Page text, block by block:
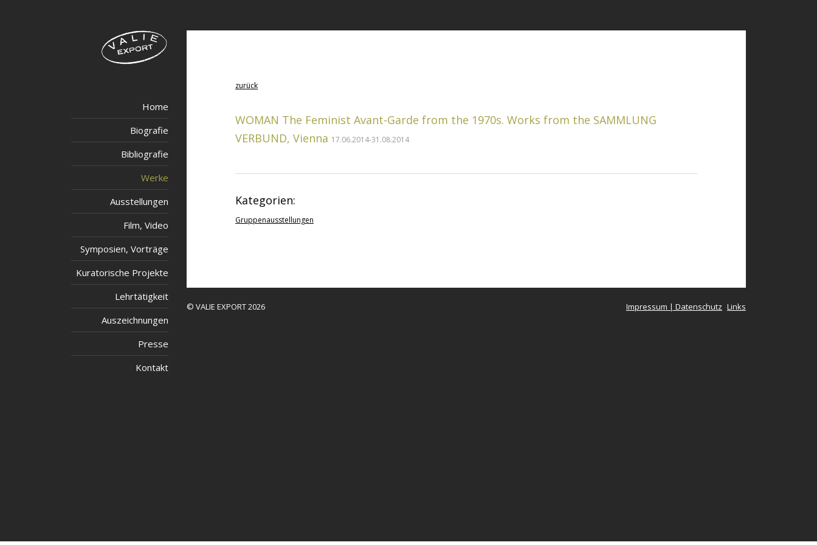
Home
Biografie
Bibliografie
Werke
Ausstellungen
Film, Video
Symposien, Vorträge
Kuratorische Projekte
Lehrtätigkeit
Auszeichnungen
Presse
Kontakt
zurück
WOMAN The Feminist Avant-Garde from the 1970s. Works from the SAMMLUNG
VERBUND, Vienna 17.06.2014-31.08.2014
Kategorien:
Gruppenausstellungen
© VALIE EXPORT 2026 Impressum | Datenschutz Links